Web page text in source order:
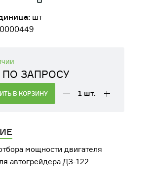
ДЛЯ КАБИН
КПП
шт
ПО ЗАПРОСУ
В КОРЗИНУ 1 шт.
мощности двигателя
автогрейдера ДЗ-122.